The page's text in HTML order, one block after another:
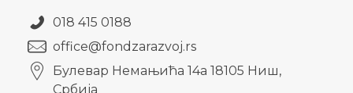
018 415 0188
office@fondzarazvoj.rs
Булевар Немањића 14а 18105 Ниш,
Србија